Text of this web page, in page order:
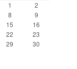
1
2
8
9
15
16
22
23
29
30